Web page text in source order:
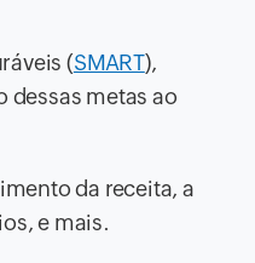
(SMART),
dessas metas ao
da receita, a
e mais.